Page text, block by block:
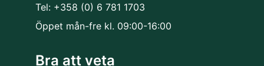
Tel: +358 (0) 6 781 1703
Öppet mån-fre kl. 09:00-16:00
Bra att veta